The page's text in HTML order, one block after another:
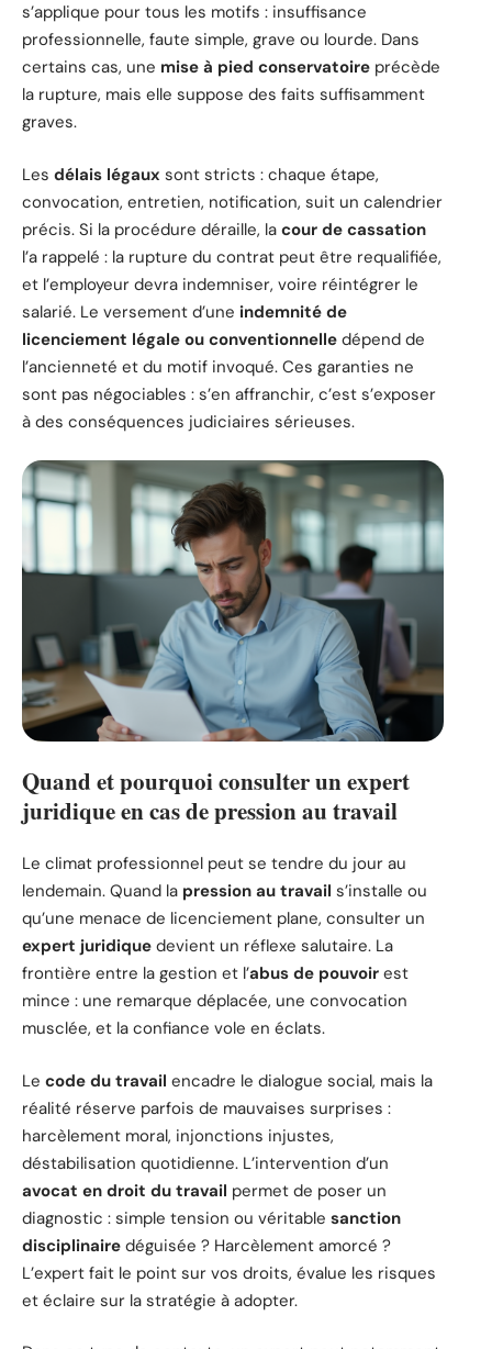
s’applique pour tous les motifs : insuffisance
professionnelle, faute simple, grave ou lourde. Dans
certains cas, une mise à pied conservatoire précède
la rupture, mais elle suppose des faits suffisamment
graves.
Les délais légaux sont stricts : chaque étape,
convocation, entretien, notification, suit un calendrier
précis. Si la procédure déraille, la cour de cassation
l’a rappelé : la rupture du contrat peut être requalifiée,
et l’employeur devra indemniser, voire réintégrer le
salarié. Le versement d’une indemnité de
licenciement légale ou conventionnelle dépend de
l’ancienneté et du motif invoqué. Ces garanties ne
sont pas négociables : s’en affranchir, c’est s’exposer
à des conséquences judiciaires sérieuses.
Quand et pourquoi consulter un expert
juridique en cas de pression au travail
Le climat professionnel peut se tendre du jour au
lendemain. Quand la pression au travail s’installe ou
qu’une menace de licenciement plane, consulter un
expert juridique devient un réflexe salutaire. La
frontière entre la gestion et l’abus de pouvoir est
mince : une remarque déplacée, une convocation
musclée, et la confiance vole en éclats.
Le code du travail encadre le dialogue social, mais la
réalité réserve parfois de mauvaises surprises :
harcèlement moral, injonctions injustes,
déstabilisation quotidienne. L’intervention d’un
avocat en droit du travail permet de poser un
diagnostic : simple tension ou véritable sanction
disciplinaire déguisée ? Harcèlement amorcé ?
L’expert fait le point sur vos droits, évalue les risques
et éclaire sur la stratégie à adopter.